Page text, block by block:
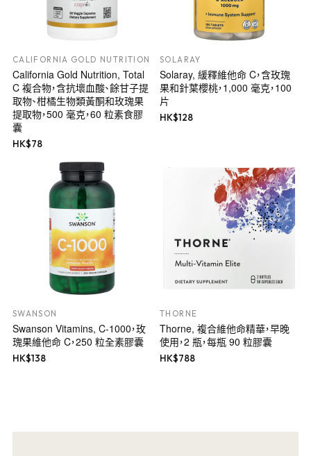
CALIFORNIA GOLD NUTRITION
California Gold Nutrition, Total
C 複合物，含抗壞血酸、餘甘子提
取物、柑橘生物類黃酮和玫瑰果
提取物，500 毫克，60 粒素食膠
囊
HK$78
SOLARAY
Solaray, 緩釋維他命 C，含玫瑰
果和針葉櫻桃，1,000 毫克，100
片
HK$128
SWANSON
Swanson Vitamins, C-1000，玫
瑰果維他命 C，250 粒全素膠囊
HK$138
THORNE
Thorne, 複合維他命精華，早晚
使用，2 瓶，每瓶 90 粒膠囊
HK$788